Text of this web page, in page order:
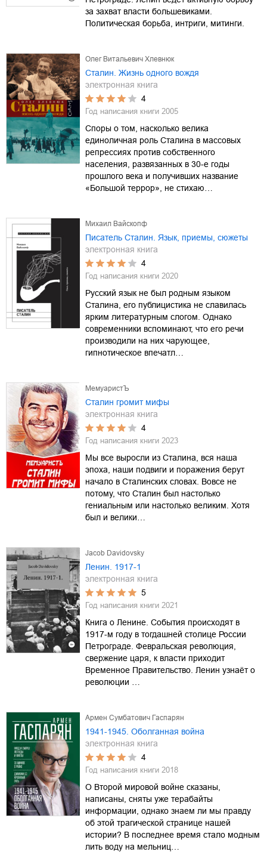
за захват власти большевиками.
Политическая борьба, интриги, митинги.
Олег Витальевич Хлевнюк
Сталин. Жизнь одного вождя
электронная книга
4
Год написания книги 2005
Споры о том, насколько велика
единоличная роль Сталина в массовых
репрессиях против собственного
населения, развязанных в 30-е годы
прошлого века и получивших название
«Большой террор», не стихаю…
Михаил Вайскопф
Писатель Сталин. Язык, приемы, сюжеты
электронная книга
4
Год написания книги 2020
Русский язык не был родным языком
Сталина, его публицистика не славилась
ярким литературным слогом. Однако
современники вспоминают, что его речи
производили на них чарующее,
гипнотическое впечатл…
МемуаристЪ
Сталин громит мифы
электронная книга
4
Год написания книги 2023
Мы все выросли из Сталина, вся наша
эпоха, наши подвиги и поражения берут
начало в Сталинских словах. Вовсе не
потому, что Сталин был настолько
гениальным или настолько великим. Хотя
был и велики…
Jacob Davidovsky
Ленин. 1917-1
электронная книга
5
Год написания книги 2021
Книга о Ленине. События происходят в
1917-м году в тогдашней столице России
Петрограде. Февральская революция,
свержение царя, к власти приходит
Временное Правительство. Ленин узнаёт о
революции …
Армен Сумбатович Гаспарян
1941-1945. Оболганная война
электронная книга
4
Год написания книги 2018
О Второй мировой войне сказаны,
написаны, сняты уже терабайты
информации, однако знаем ли мы правду
об этой трагической странице нашей
истории? В последнее время стало модным
лить воду на мельниц…